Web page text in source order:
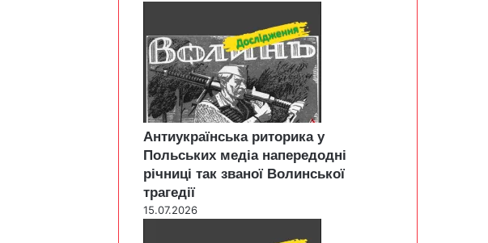
Антиукраїнська риторика у
Польських медіа напередодні
річниці так званої Волинської
трагедії
15.07.2026